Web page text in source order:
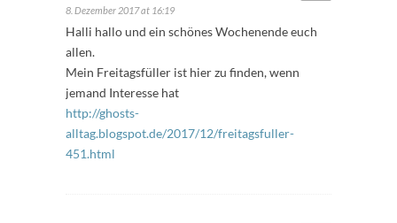
8. Dezember 2017 at 16:19
Halli hallo und ein schönes Wochenende euch
allen.
Mein Freitagsfüller ist hier zu finden, wenn
jemand Interesse hat
http://ghosts-
alltag.blogspot.de/2017/12/freitagsfuller-
451.html